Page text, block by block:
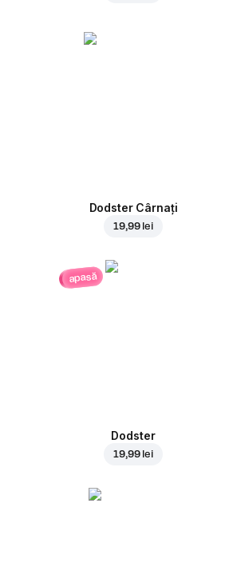
Dodster Cârnați
19,99 lei
apasă
Dodster
19,99 lei